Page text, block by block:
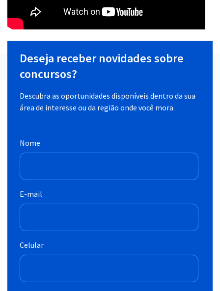
Deseja receber novidades sobre
concursos?
Descubra as oportunidades disponíveis dentro da sua
área de interesse ou da região onde você mora.
Nome
E-mail
Celular